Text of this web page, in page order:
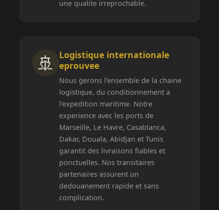
une qualite irreprochable.
🚢
Logistique internationale
eprouvee
Nous gerons l'ensemble de la chaine
logistique, du conditionnement a
l'expedition maritime. Notre
experience avec les ports de
Marseille, Le Havre, Casablanca,
Dakar, Douala, Abidjan et Tunis
garantit des livraisons fiables et
ponctuelles. Nos transitaires
partenaires assurent un
dedouanement rapide et sans
complication.